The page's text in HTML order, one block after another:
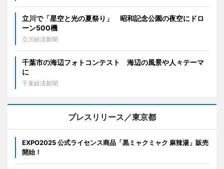
立川で「星空と光の夏祭り」 昭和記念公園の夜空にドロ
ーン500機
立川経済新聞
千葉市の海辺フォトコンテスト 海辺の風景や人々テーマ
に
千葉経済新聞
プレスリリース／東京都
EXPO2025 公式ライセンス商品「黒ミャクミャク 麻辣湯」販売
開始！